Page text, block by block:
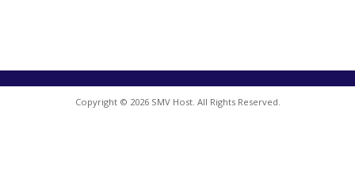
Copyright © 2026 SMV Host. All Rights Reserved.